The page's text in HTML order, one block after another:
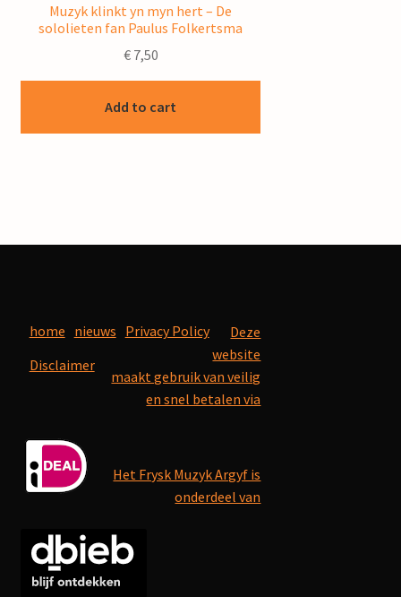
Muzyk klinkt yn myn hert – De
sololieten fan Paulus Folkertsma
€7,50
Add to cart
home nieuws Privacy Policy
Disclaimer
Deze
website
maakt gebruik van veilig
en snel betalen via
Het Frysk Muzyk Argyf is
onderdeel van